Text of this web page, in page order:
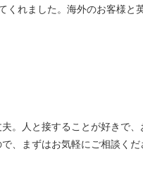
くれました。海外のお客様と
。人と接することが好きで、
、まずはお気軽にご相談くだ